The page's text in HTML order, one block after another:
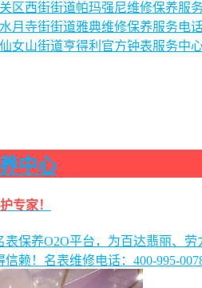
区西街街道帕玛强尼维修保养服
月寺街街道雅典维修保养服务电话
女山街道亨得利官方钟表服务中
中心
专家！
表保养O2O平台，为百达翡丽、
赖！名表维修电话：400-995-0078